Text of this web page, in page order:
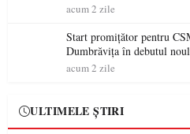
acum 2 zile
Start promițător pentru
Dumbrăvița în debutul
acum 2 zile
ULTIMELE ȘTIRI